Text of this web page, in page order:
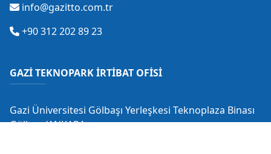
info@gazitto.com.tr
+90 312 202 89 23
GAZİ TEKNOPARK İRTİBAT OFİSİ
Gazi Üniversitesi Gölbaşı Yerleşkesi Teknoplaza Binası
Gölbaşı/ANKARA